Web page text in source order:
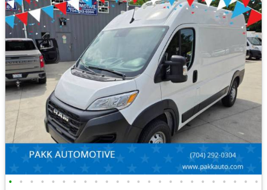
• • • • • • • • • • • • • • • • • • • • • • • •